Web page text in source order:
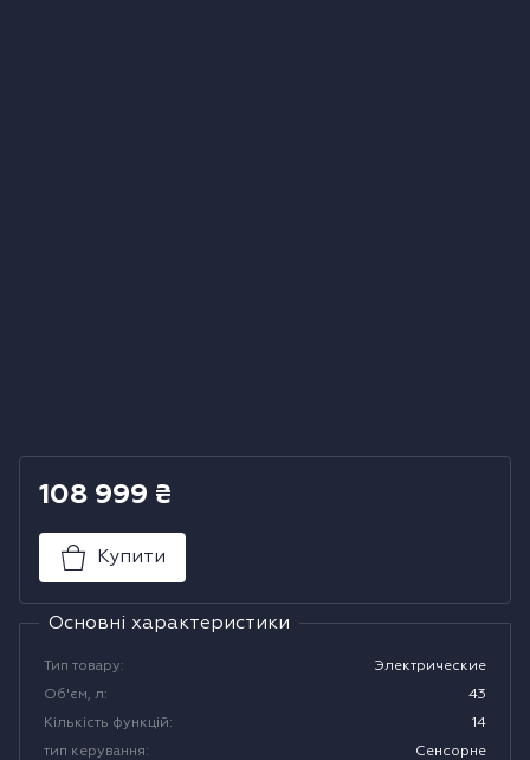
Аксесуари до великої побутової техніки
Водонагрівачі
Сушильні машини
108 999 ₴
Купити
Основні характеристики
Тип товару:
Электрические
Об'єм, л:
43
Кількість функцій:
14
тип керування:
Сенсорне